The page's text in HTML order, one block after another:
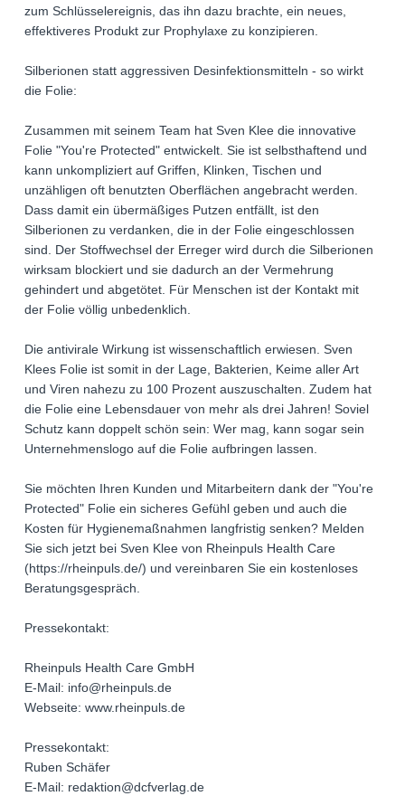
zum Schlüsselereignis, das ihn dazu brachte, ein neues,
effektiveres Produkt zur Prophylaxe zu konzipieren.
Silberionen statt aggressiven Desinfektionsmitteln - so wirkt
die Folie:
Zusammen mit seinem Team hat Sven Klee die innovative
Folie "You're Protected" entwickelt. Sie ist selbsthaftend und
kann unkompliziert auf Griffen, Klinken, Tischen und
unzähligen oft benutzten Oberflächen angebracht werden.
Dass damit ein übermäßiges Putzen entfällt, ist den
Silberionen zu verdanken, die in der Folie eingeschlossen
sind. Der Stoffwechsel der Erreger wird durch die Silberionen
wirksam blockiert und sie dadurch an der Vermehrung
gehindert und abgetötet. Für Menschen ist der Kontakt mit
der Folie völlig unbedenklich.
Die antivirale Wirkung ist wissenschaftlich erwiesen. Sven
Klees Folie ist somit in der Lage, Bakterien, Keime aller Art
und Viren nahezu zu 100 Prozent auszuschalten. Zudem hat
die Folie eine Lebensdauer von mehr als drei Jahren! Soviel
Schutz kann doppelt schön sein: Wer mag, kann sogar sein
Unternehmenslogo auf die Folie aufbringen lassen.
Sie möchten Ihren Kunden und Mitarbeitern dank der "You're
Protected" Folie ein sicheres Gefühl geben und auch die
Kosten für Hygienemaßnahmen langfristig senken? Melden
Sie sich jetzt bei Sven Klee von Rheinpuls Health Care
(https://rheinpuls.de/) und vereinbaren Sie ein kostenloses
Beratungsgespräch.
Pressekontakt:
Rheinpuls Health Care GmbH
E-Mail: info@rheinpuls.de
Webseite: www.rheinpuls.de
Pressekontakt:
Ruben Schäfer
E-Mail: redaktion@dcfverlag.de